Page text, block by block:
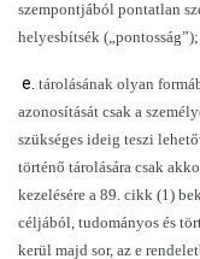
szempontjából pontatlan
helyesbítsék („pontosság”);
e. tárolásának olyan
azonosítását csak a
szükséges ideig teszi
történő tárolására csak
kezelésére a 89. cikk (1)
céljából, tudományos és
kerül majd sor, az e